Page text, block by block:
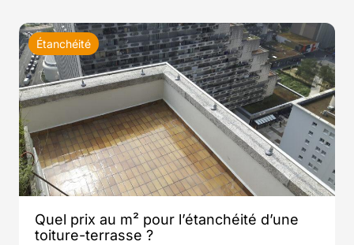
Étanchéité
Quel prix au m² pour l’étanchéité d’une
toiture-terrasse ?